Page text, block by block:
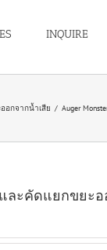
INQUIRE
อกจากน้ำเสีย / Auger
ละคัดแยกขยะอ